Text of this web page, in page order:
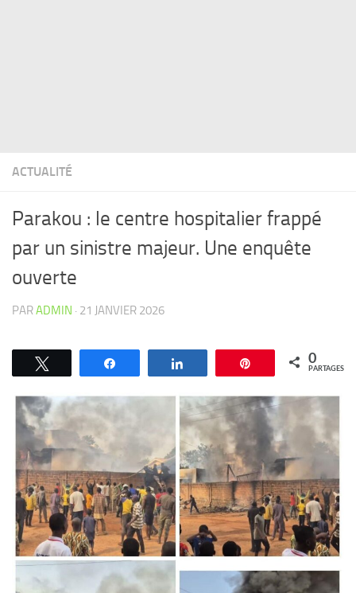
ACTUALITÉ
Parakou : le centre hospitalier frappé
par un sinistre majeur. Une enquête
ouverte
PARADMIN · 21 JANVIER 2026
Épingle 0
PARTAGES